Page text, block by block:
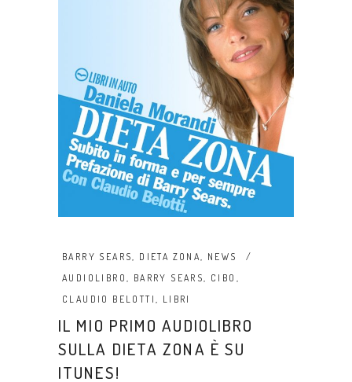
BARRY SEARS, DIETA ZONA, NEWS
AUDIOLIBRO, BARRY SEARS, CIBO ,
CLAUDIO BELOTTI, LIBRI
IL MIO PRIMO AUDIOLIBRO
SULLA DIETA ZONA È SU
ITUNES!